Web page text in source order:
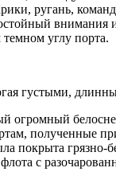
ругань,
внимания
углу порта.
густыми,
огромный
полученные
покрыта
с